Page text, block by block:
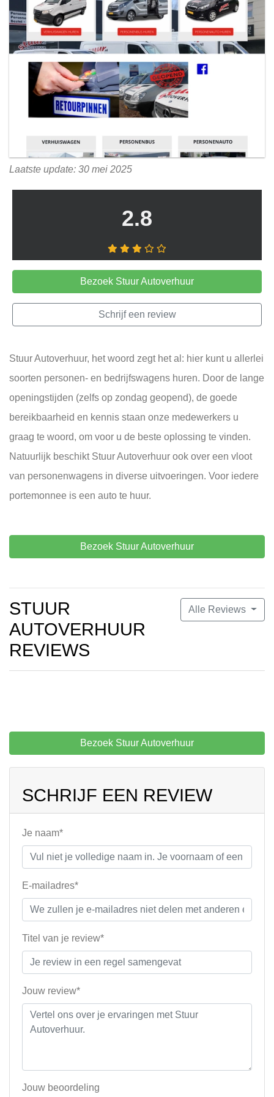
Laatste update: 30 mei 2025
2.8
Bezoek Stuur Autoverhuur
Schrijf een review
Stuur Autoverhuur, het woord zegt het al: hier kunt u allerlei
soorten personen- en bedrijfswagens huren. Door de lange
openingstijden (zelfs op zondag geopend), de goede
bereikbaarheid en kennis staan onze medewerkers u
graag te woord, om voor u de beste oplossing te vinden.
Natuurlijk beschikt Stuur Autoverhuur ook over een vloot
van personenwagens in diverse uitvoeringen. Voor iedere
portemonnee is een auto te huur.
Bezoek Stuur Autoverhuur
Alle Reviews
STUUR
AUTOVERHUUR
REVIEWS
Bezoek Stuur Autoverhuur
SCHRIJF EEN REVIEW
Je naam*
E-mailadres*
Titel van je review*
Jouw review*
Jouw beoordeling